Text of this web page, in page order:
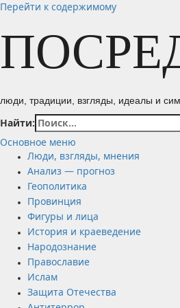
Перейти к содержимому
люди, традиции, взгляды, идеалы и
Найти:
Основное меню
Люди, взгляды, мнения
Анализ — прогноз
Геополитика
Провинция
Фигуры и лица
История и краеведение
Народознание
Православие
Ислам
Защита Отечества